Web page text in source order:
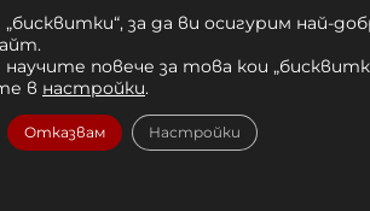
вносител и представител на голямо
екипировка, фитнес уреди и
„бисквитки“, за да ви осигурим най-
повече за това кои
в настройки.
Отказвам Настройки